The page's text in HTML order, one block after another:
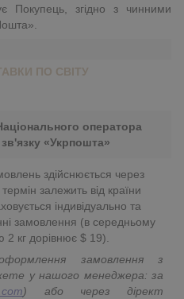
Покупець, згідно з чинними
ПО СВІТУ
оператора
«Укрпошта»
здійснюється через
залежить від країни
індивідуально та
замовлення (в середньому
2 кг дорівнює $ 19).
замовлення з
у нашого менеджера: за
) або через дірект